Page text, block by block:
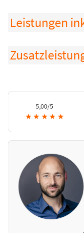
Leistungen
5,00/5
★ ★ ★ ★ ★